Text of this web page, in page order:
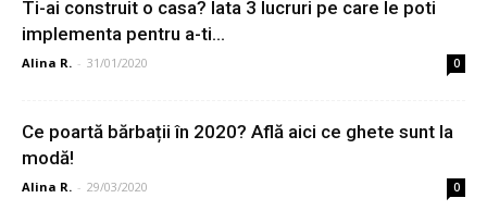
Ti-ai construit o casa? Iata 3 lucruri pe care le poti
implementa pentru a-ti...
Alina R. - 31/01/2020 0
Ce poartă bărbații în 2020? Află aici ce ghete sunt la
modă!
Alina R. - 29/03/2020 0